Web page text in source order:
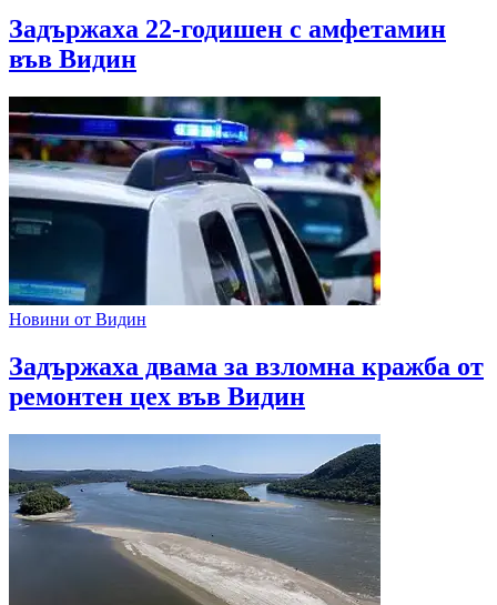
Задържаха 22-годишен с амфетамин
във Видин
Новини от Видин
Задържаха двама за взломна кражба от
ремонтен цех във Видин